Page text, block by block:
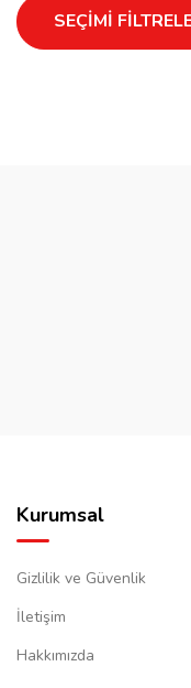
SEÇIMI
Kurumsal
Gizlilik ve Güvenlik
İletişim
Hakkımızda